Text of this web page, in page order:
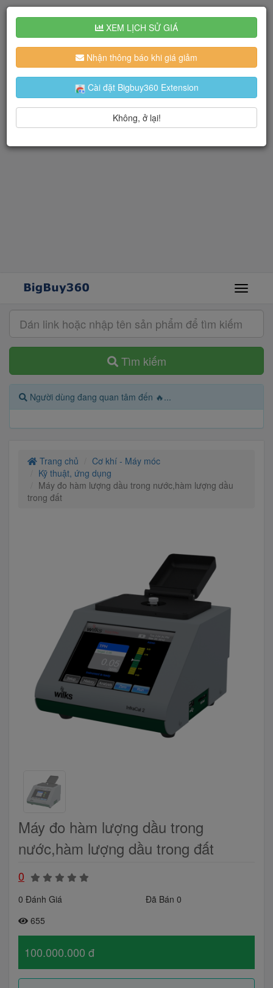
Tìm kiếm
Người dùng đang quan tâm đến 🔥...
Trang chủ
Cơ khí - Máy móc
Kỹ thuật, ứng dụng
Máy đo hàm lượng dầu trong nước,hàm lượng dầu
trong đất
Máy đo hàm lượng dầu trong
nước,hàm lượng dầu trong đất
0
0 Đánh Giá
Đã Bán 0
655
100.000.000 đ
XEM LỊCH SỬ GIÁ
Nhận thông báo khi giá giảm
Cài đặt Bigbuy360 Extension
Không, ở lại!